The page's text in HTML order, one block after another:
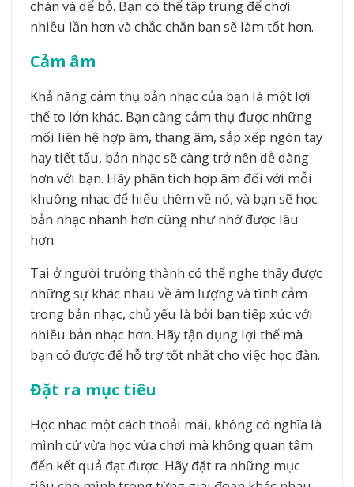
chán và dể bỏ. Bạn có thể tập trung để chơi
nhiều lần hơn và chắc chắn bạn sẽ làm tốt hơn.
Cảm âm
Khả năng cảm thụ bản nhạc của bạn là một lợi
thế to lớn khác. Bạn càng cảm thụ được những
mối liên hệ hợp âm, thang âm, sắp xếp ngón tay
hay tiết tấu, bản nhạc sẽ càng trở nên dễ dàng
hơn với bạn. Hãy phân tích hợp âm đối với mỗi
khuông nhạc để hiểu thêm về nó, và bạn sẽ học
bản nhạc nhanh hơn cũng như nhớ được lâu
hơn.
Tai ở người trưởng thành có thể nghe thấy được
những sự khác nhau về âm lượng và tình cảm
trong bản nhạc, chủ yếu là bởi bạn tiếp xúc với
nhiều bản nhạc hơn. Hãy tận dụng lợi thế mà
bạn có được để hỗ trợ tốt nhất cho việc học đàn.
Đặt ra mục tiêu
Học nhạc một cách thoải mái, không có nghĩa là
mình cứ vừa học vừa chơi mà không quan tâm
đến kết quả đạt được. Hãy đặt ra những mục